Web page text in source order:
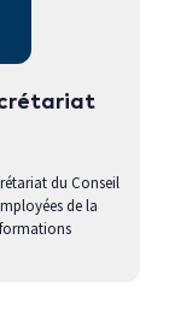
du Conseil
de la